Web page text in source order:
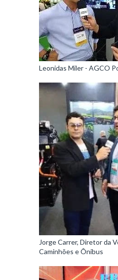
Leonidas Miler - AGCO
Jorge Carrer, Diretor da
Caminhões e Ônibus